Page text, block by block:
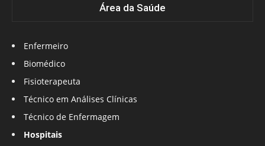
Área da Saúde
Enfermeiro
Biomédico
Fisioterapeuta
Técnico em Análises Clínicas
Técnico de Enfermagem
Hospitais